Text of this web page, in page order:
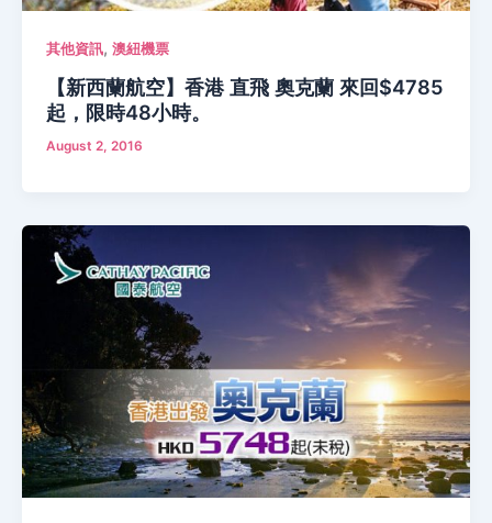
其他資訊, 澳紐機票
【新西蘭航空】香港 直飛 奧克蘭 來回$4785
起，限時48小時。
August 2, 2016